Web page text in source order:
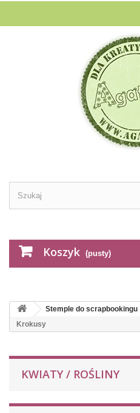
Koszyk (pusty)
Stemple do scrapbookingu
Krokusy
KWIATY / ROŚLINY